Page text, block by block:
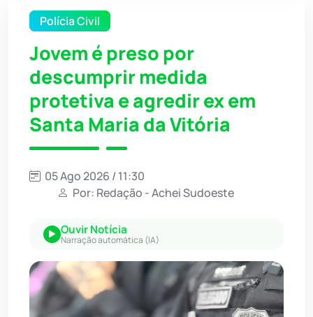
Polícia Civil
Jovem é preso por
descumprir medida
protetiva e agredir ex em
Santa Maria da Vitória
05 Ago 2026 / 11:30
Por: Redação - Achei Sudoeste
Ouvir Notícia
Narração automática (IA)